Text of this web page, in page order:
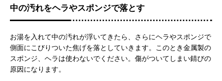
中の汚れをヘラやスポンジで落とす
お湯を入れて中の汚れが浮いてきたら、さらにヘラやスポンジで
側面にこびりついた焦げを落としていきます。このとき金属製の
スポンジ、ヘラは使わないでください。傷がついてしまい錆びの
原因になります。